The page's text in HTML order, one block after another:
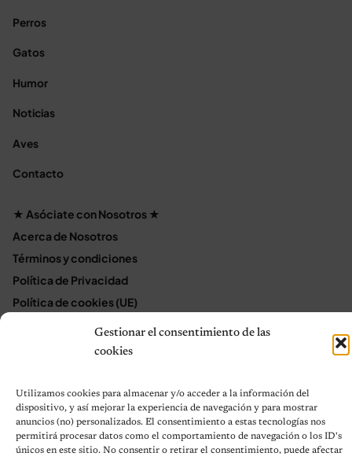
Gestionar el consentimiento de las
cookies
Utilizamos cookies para almacenar y/o acceder a la información del
dispositivo, y así mejorar la experiencia de navegación y para mostrar
anuncios (no) personalizados. El consentimiento a estas tecnologías nos
permitirá procesar datos como el comportamiento de navegación o los ID's
únicos en este sitio. No consentir o retirar el consentimiento, puede afectar
Perros
Gatos
Humor
Noticias
Aves
Contacto
★ Asóciate con Nosotros ★
Acerca de Nosotros
Términos y condiciones
Política de Privacidad
Política de cookies (UE)
© 2026 Notas de Mascotas
Política de privacidad